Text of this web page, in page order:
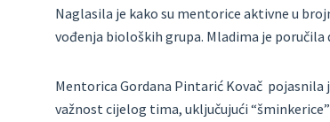
Naglasila je kako su mentorice aktivne u
vođenja bioloških grupa. Mladima je
Mentorica Gordana Pintarić Kovač pojasnila
važnost cijelog tima, uključujući